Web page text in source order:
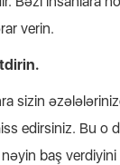
verin.
sizin
edirsiniz. Bu o
baş